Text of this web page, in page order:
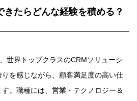
たらどんな経験を積める？
世界トップクラスのCRMソリューシ
を感じながら、顧客満足度の高い仕
。職種には、営業・テクノロジー＆